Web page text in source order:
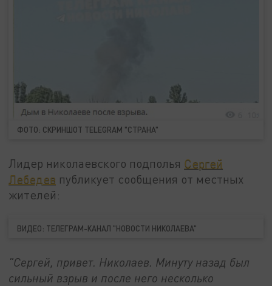
ФОТО: СКРИНШОТ TELEGRAM "СТРАНА"
Лидер николаевского подполья Сергей
Лебедев публикует сообщения от местных
жителей:
ВИДЕО: ТЕЛЕГРАМ-КАНАЛ "НОВОСТИ НИКОЛАЕВА"
"Сергей, привет. Николаев. Минуту назад был
сильный взрыв и после него несколько